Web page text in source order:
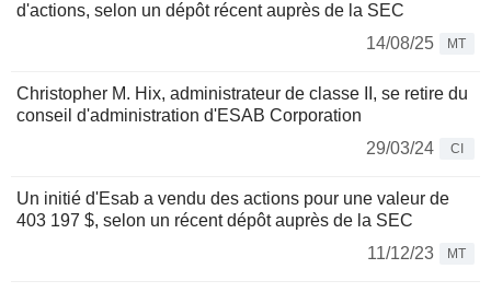
d'actions, selon un dépôt récent auprès de la SEC
14/08/25
MT
Christopher M. Hix, administrateur de classe II, se retire du
conseil d'administration d'ESAB Corporation
29/03/24
CI
Un initié d'Esab a vendu des actions pour une valeur de
403 197 $, selon un récent dépôt auprès de la SEC
11/12/23
MT